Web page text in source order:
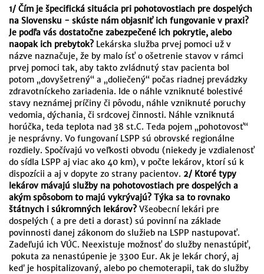
1/ Čím je špecifická situácia pri pohotovostiach pre dospelých
na Slovensku - skúste nám objasniť ich fungovanie v praxi?
Je podľa vás dostatočne zabezpečené ich pokrytie, alebo
naopak ich prebytok? Lekárska služba prvej pomoci už v
názve naznačuje, že by malo ísť o ošetrenie stavov v rámci
prvej pomoci tak, aby takto zvládnutý stav pacienta bol
potom „dovyšetrený“ a „doliečený“ počas riadnej prevádzky
zdravotníckeho zariadenia. Ide o náhle vzniknuté bolestivé
stavy neznámej príčiny či pôvodu, náhle vzniknuté poruchy
vedomia, dýchania, či srdcovej činnosti. Náhle vzniknutá
horúčka, teda teplota nad 38 st.C. Teda pojem „pohotovosť“
je nesprávny. Vo fungovaní LSPP sú obrovské regionálne
rozdiely. Spočívajú vo veľkosti obvodu (niekedy je vzdialenosť
do sídla LSPP aj viac ako 40 km), v počte lekárov, ktorí sú k
dispozícii a aj v dopyte zo strany pacientov. 2/ Ktoré typy
lekárov mávajú služby na pohotovostiach pre dospelých a
akým spôsobom to majú vykrývajú? Týka sa to rovnako
štátnych i súkromných lekárov? Všeobecní lekári pre
dospelých ( a pre deti a dorast) sú povinní na základe
povinnosti danej zákonom do služieb na LSPP nastupovať.
Zadeľujú ich VÚC. Neexistuje možnosť do služby nenastúpiť,
pokuta za nenastúpenie je 3300 Eur. Ak je lekár chorý, aj
keď je hospitalizovaný, alebo po chemoterapii, tak do služby